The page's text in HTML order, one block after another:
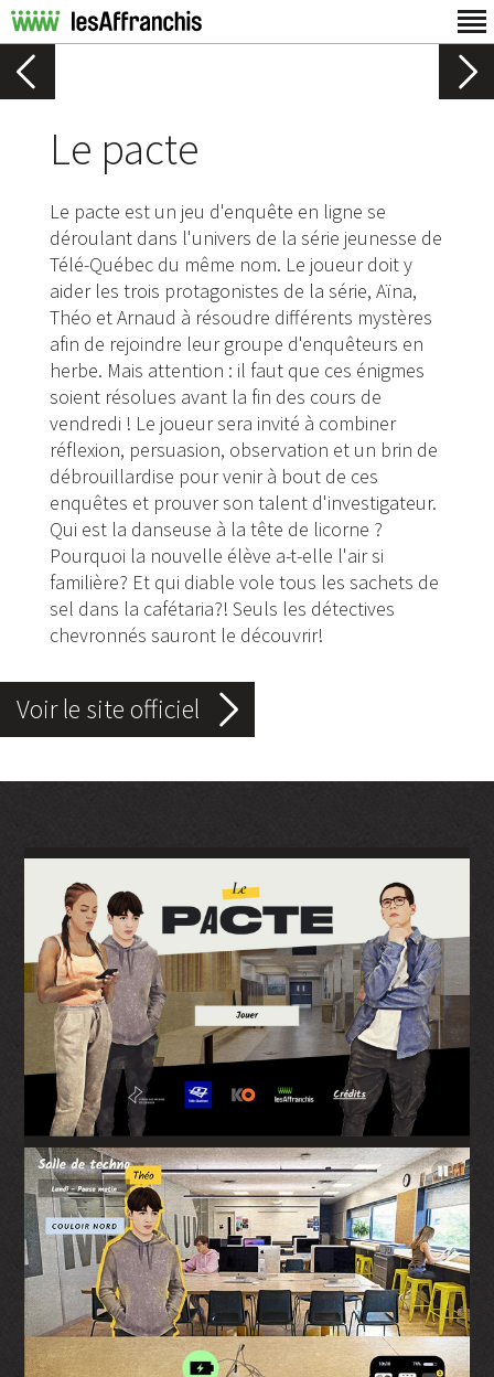
Le pacte
Le pacte est un jeu d'enquête en ligne se
déroulant dans l'univers de la série jeunesse de
Télé-Québec du même nom. Le joueur doit y
aider les trois protagonistes de la série, Aïna,
Théo et Arnaud à résoudre différents mystères
afin de rejoindre leur groupe d'enquêteurs en
herbe. Mais attention : il faut que ces énigmes
soient résolues avant la fin des cours de
vendredi ! Le joueur sera invité à combiner
réflexion, persuasion, observation et un brin de
débrouillardise pour venir à bout de ces
enquêtes et prouver son talent d'investigateur.
Qui est la danseuse à la tête de licorne ?
Pourquoi la nouvelle élève a-t-elle l'air si
familière? Et qui diable vole tous les sachets de
sel dans la cafétaria?! Seuls les détectives
chevronnés sauront le découvrir!
Voir le site officiel